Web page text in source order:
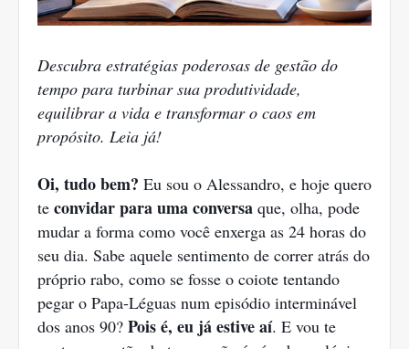
Descubra estratégias poderosas de gestão do
tempo para turbinar sua produtividade,
equilibrar a vida e transformar o caos em
propósito. Leia já!
Oi, tudo bem? Eu sou o Alessandro, e hoje quero
te convidar para uma conversa que, olha, pode
mudar a forma como você enxerga as 24 horas do
seu dia. Sabe aquele sentimento de correr atrás do
próprio rabo, como se fosse o coiote tentando
pegar o Papa-Léguas num episódio interminável
dos anos 90? Pois é, eu já estive aí. E vou te